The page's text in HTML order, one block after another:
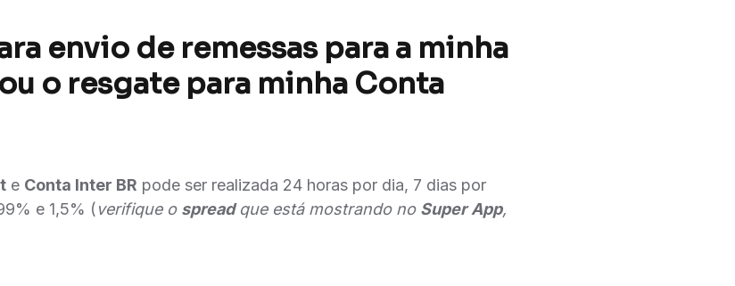
envio de remessas para a minha
o resgate para minha Conta
e Conta Inter BR pode ser realizada 24 horas por dia, 7 dias por
e 1,5% (verifique o spreadque está mostrando no Super App,